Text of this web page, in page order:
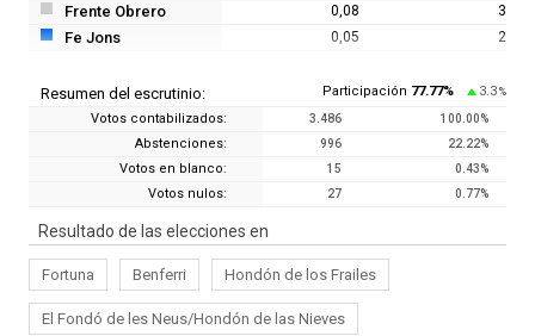
Frente Obrero 0,08 3
Fe Jons 0,05 2
Resumen del escrutinio: Participación 77.77% 3.3 %
Votos contabilizados: 3.486 100.00%
Abstenciones: 996 22.22%
Votos en blanco: 15 0.43%
Votos nulos: 27 0.77%
Resultado de las elecciones en
Fortuna Benferri Hondón de los Frailes
El Fondó de les Neus/Hondón de las Nieves